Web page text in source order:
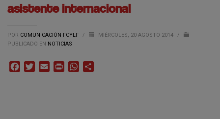
asistente internacional
POR COMUNICACIÓN FCYLF / MIÉRCOLES, 20 AGOSTO 2014
/
PUBLICADO EN NOTICIAS
FacebookTwitterEmail Print WhatsApp